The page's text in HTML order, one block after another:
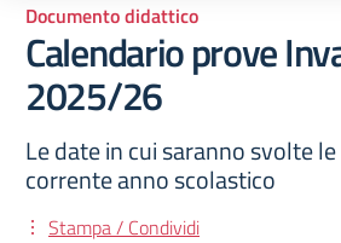
Documento didattico
Calendario prove
2025/26
Le date in cui saranno svolte
corrente anno scolastico
Stampa / Condividi